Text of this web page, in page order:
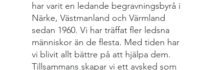
har varit en ledande begravningsbyrå i
Närke, Västmanland och Värmland
sedan 1960. Vi har träffat fler ledsna
människor än de flesta. Med tiden har
vi blivit allt bättre på att hjälpa dem.
Tillsammans skapar vi ett avsked som